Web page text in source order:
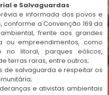
e Salvaguardas
e informada dos povos e
a Convenção 169 da
frente aos grandes
ou empreendimentos, como
no litoral, parques eólicos,
terras raras, entre outros;
de salvaguarda e respeitar os
e ativistas ambientais